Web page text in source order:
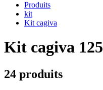
Produits
kit
Kit cagiva
Kit cagiva 125
24 produits